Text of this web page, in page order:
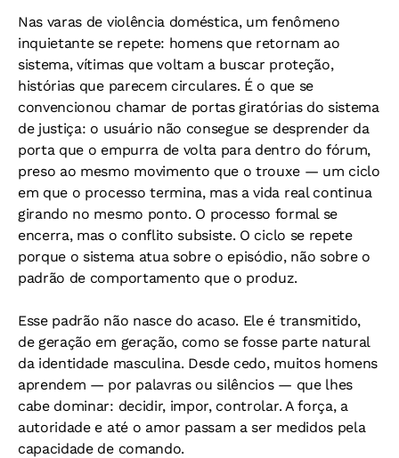
Nas varas de violência doméstica, um fenômeno
inquietante se repete: homens que retornam ao
sistema, vítimas que voltam a buscar proteção,
histórias que parecem circulares. É o que se
convencionou chamar de portas giratórias do sistema
de justiça: o usuário não consegue se desprender da
porta que o empurra de volta para dentro do fórum,
preso ao mesmo movimento que o trouxe — um ciclo
em que o processo termina, mas a vida real continua
girando no mesmo ponto. O processo formal se
encerra, mas o conflito subsiste. O ciclo se repete
porque o sistema atua sobre o episódio, não sobre o
padrão de comportamento que o produz.
Esse padrão não nasce do acaso. Ele é transmitido,
de geração em geração, como se fosse parte natural
da identidade masculina. Desde cedo, muitos homens
aprendem — por palavras ou silêncios — que lhes
cabe dominar: decidir, impor, controlar. A força, a
autoridade e até o amor passam a ser medidos pela
capacidade de comando.